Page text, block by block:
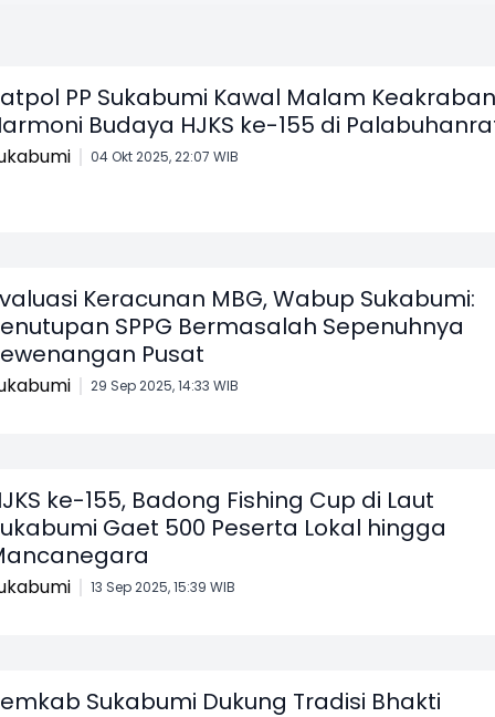
PP Sukabumi Kawal Malam Keakraban
Budaya HJKS ke-155 di
04 Okt 2025, 22:07 WIB
Keracunan MBG, Wabup Sukabumi:
SPPG Bermasalah Sepenuhnya
Pusat
29 Sep 2025, 14:33 WIB
ke-155, Badong Fishing Cup di Laut
Gaet 500 Peserta Lokal hingga
13 Sep 2025, 15:39 WIB
Sukabumi Dukung Tradisi Bhakti